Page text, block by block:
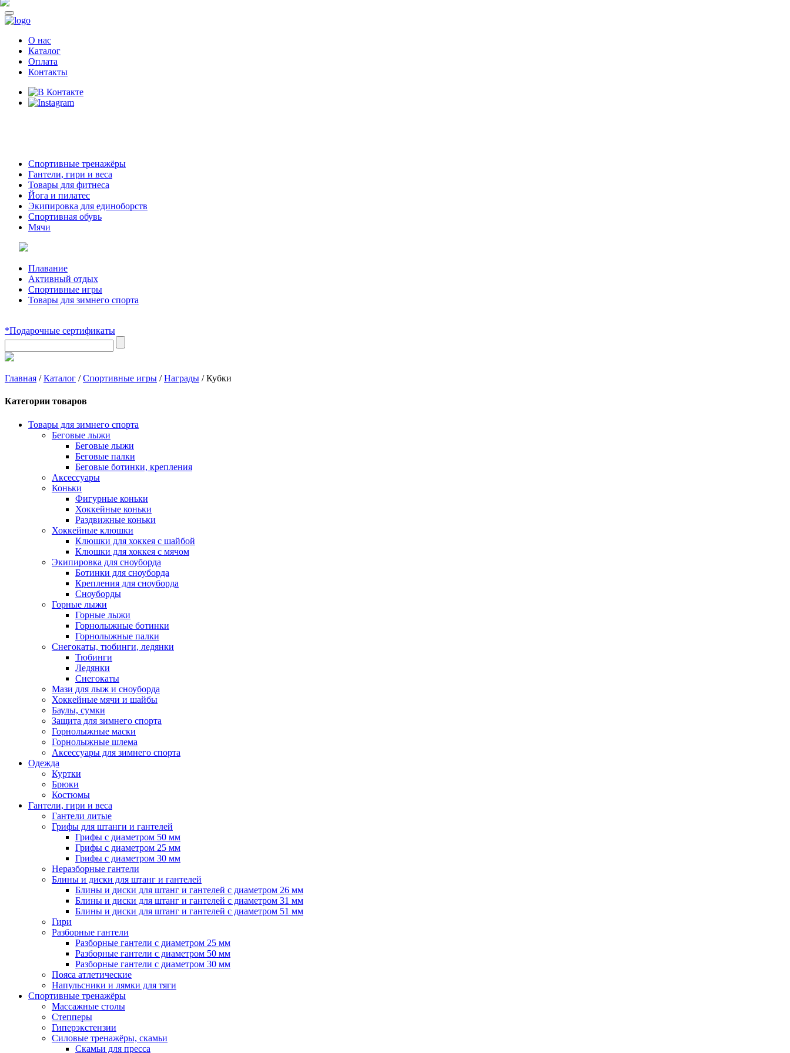
О нас
Каталог
Оплата
Контакты
Спортивные тренажёры
Гантели, гири и веса
Товары для фитнеса
Йога и пилатес
Экипировка для единоборств
Спортивная обувь
Мячи
Плавание
Активный отдых
Спортивные игры
Товары для зимнего спорта
*Подарочные сертификаты
Главная /Каталог /Спортивные игры /Награды /Кубки
Категории товаров
Товары для зимнего спорта
Беговые лыжи
Беговые лыжи
Беговые палки
Беговые ботинки, крепления
Аксессуары
Коньки
Фигурные коньки
Хоккейные коньки
Раздвижные коньки
Хоккейные клюшки
Клюшки для хоккея с шайбой
Клюшки для хоккея с мячом
Экипировка для сноуборда
Ботинки для сноуборда
Крепления для сноуборда
Сноуборды
Горные лыжи
Горные лыжи
Горнолыжные ботинки
Горнолыжные палки
Снегокаты, тюбинги, ледянки
Тюбинги
Ледянки
Снегокаты
Мази для лыж и сноуборда
Хоккейные мячи и шайбы
Баулы, сумки
Защита для зимнего спорта
Горнолыжные маски
Горнолыжные шлема
Аксессуары для зимнего спорта
Одежда
Куртки
Брюки
Костюмы
Гантели, гири и веса
Гантели литые
Грифы для штанги и гантелей
Грифы с диаметром 50 мм
Грифы с диаметром 25 мм
Грифы с диаметром 30 мм
Неразборные гантели
Блины и диски для штанг и гантелей
Блины и диски для штанг и гантелей с диаметром 26 мм
Блины и диски для штанг и гантелей с диаметром 31 мм
Блины и диски для штанг и гантелей с диаметром 51 мм
Гири
Разборные гантели
Разборные гантели с диаметром 25 мм
Разборные гантели с диаметром 50 мм
Разборные гантели с диаметром 30 мм
Пояса атлетические
Напульсники и лямки для тяги
Спортивные тренажёры
Массажные столы
Степперы
Гиперэкстензии
Силовые тренажёры, скамьи
Скамьи для пресса